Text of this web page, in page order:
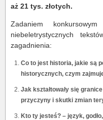
aż 21 tys. złotych.
Zadaniem
niebeletrystycznych
zagadnienia:
Co to jest historia, jakie są
historycznych, czym
Jak kształtowały się
przyczyny i skutki zmian
Kto ty jesteś? – język,